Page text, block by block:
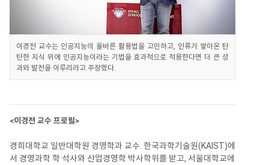
이경전 교수는 인공지능의 올바른 활용법을 고민하고, 인류가 쌓아온 탄
탄한 지식 위에 인공지능이라는 기법을 효과적으로 적용한다면 더 큰 성
과와 발전을 이루리라고 주장했다.
<이경전 교수 프로필>
경희대학교 일반대학원 경영학과 교수. 한국과학기술원(KAIST)에
서 경영과학 학·석사와 산업경영학 박사학위를 받고, 서울대학교에